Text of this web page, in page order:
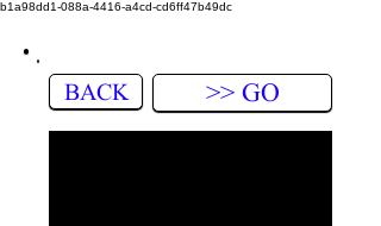
b1a98dd1-088a-4416-a4cd-cd6ff47b49dc
BACK >> GO